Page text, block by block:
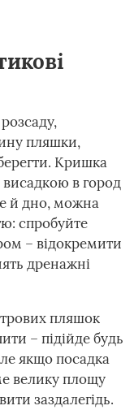
пляшки,
Кришка
в город
й дно, можна
спробуйте
– відокремити
дренажні
пляшок
– підійде будь
якщо посадка
велику площу
заздалегідь.